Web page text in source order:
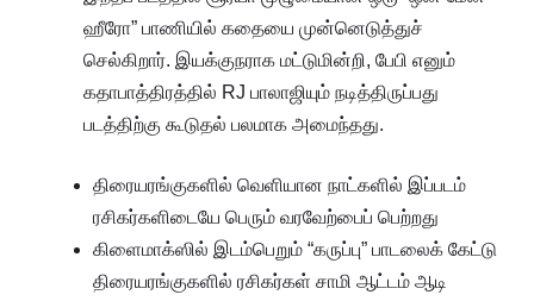
ஹீரோ” பாணியில் கதையை முன்னெடுத்துச்
செல்கிறார். இயக்குநராக மட்டுமின்றி, பேபி எனும்
கதாபாத்திரத்தில் RJ பாலாஜியும் நடித்திருப்பது
படத்திற்கு கூடுதல் பலமாக அமைந்தது.
திரையரங்குகளில் வெளியான நாட்களில் இப்படம்
ரசிகர்களிடையே பெரும் வரவேற்பைப் பெற்றது
கிளைமாக்ஸில் இடம்பெறும் “கருப்பு” பாடலைக் கேட்டு
திரையரங்குகளில் ரசிகர்கள் சாமி ஆட்டம் ஆடி